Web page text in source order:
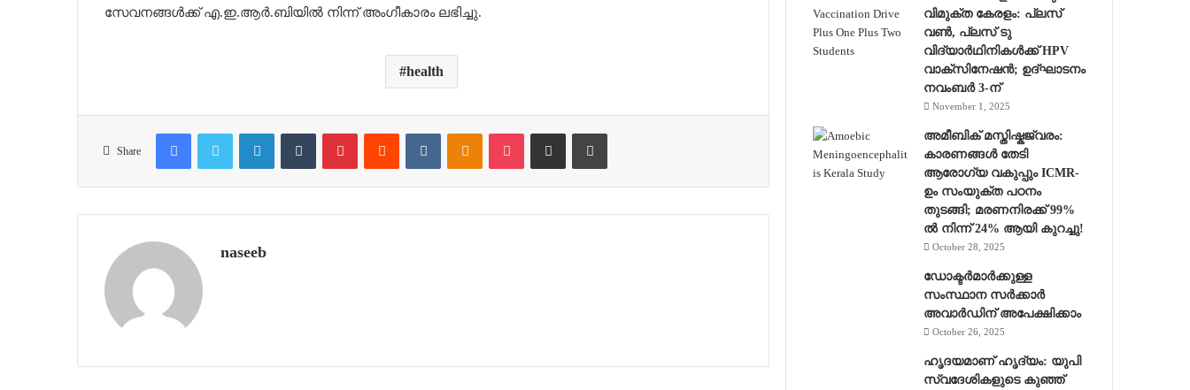
സേവനങ്ങള്‍ക്ക് എ.ഇ.ആര്‍.ബിയില്‍ നിന്ന് അംഗീകാരം ലഭിച്ചു.
health
Share
FacebookTwitter LinkedInTumblr PinterestReddit VKontakteOdnoklassniki
Pocket Share via Email Print
naseeb
വിമുക്ത കേരളം: പ്ലസ്
വൺ, പ്ലസ് ടു
വിദ്യാർഥിനികൾക്ക് HPV
വാക്‌സിനേഷൻ; ഉദ്ഘാടനം
നവംബർ 3-ന്
November 1, 2025
അമീബിക് മസ്തിഷ്കജ്വരം:
കാരണങ്ങൾ തേടി
ആരോഗ്യ വകുപ്പും ICMR-
ഉം സംയുക്ത പഠനം
തുടങ്ങി; മരണനിരക്ക് 99%
ൽ നിന്ന് 24% ആയി കുറച്ചു!
October 28, 2025
ഡോക്ടർമാർക്കുള്ള
സംസ്ഥാന സർക്കാർ
അവാർഡിന് അപേക്ഷിക്കാം
October 26, 2025
ഹൃദയമാണ് ഹൃദ്യം: യുപി
സ്വദേശികളുടെ കുഞ്ഞ്